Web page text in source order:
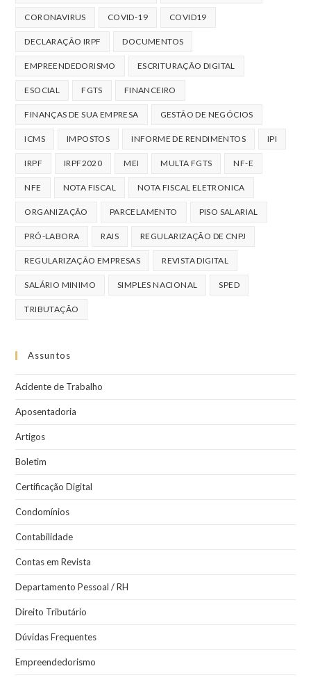
CORONAVIRUS COVID-19 COVID19
DECLARAÇÃO IRPF DOCUMENTOS
EMPREENDEDORISMO ESCRITURAÇÃO DIGITAL
ESOCIAL FGTS FINANCEIRO
FINANÇAS DE SUA EMPRESA GESTÃO DE NEGÓCIOS
ICMS IMPOSTOS INFORME DE RENDIMENTOS IPI
IRPF IRPF2020 MEI MULTA FGTS NF-E
NFE NOTA FISCAL NOTA FISCAL ELETRONICA
ORGANIZAÇÃO PARCELAMENTO PISO SALARIAL
PRÓ-LABORA RAIS REGULARIZAÇÃO DE CNPJ
REGULARIZAÇÃO EMPRESAS REVISTA DIGITAL
SALÁRIO MINIMO SIMPLES NACIONAL SPED
TRIBUTAÇÃO
Assuntos
Acidente de Trabalho
Aposentadoria
Artigos
Boletim
Certificação Digital
Condomínios
Contabilidade
Contas em Revista
Departamento Pessoal / RH
Direito Tributário
Dúvidas Frequentes
Empreendedorismo